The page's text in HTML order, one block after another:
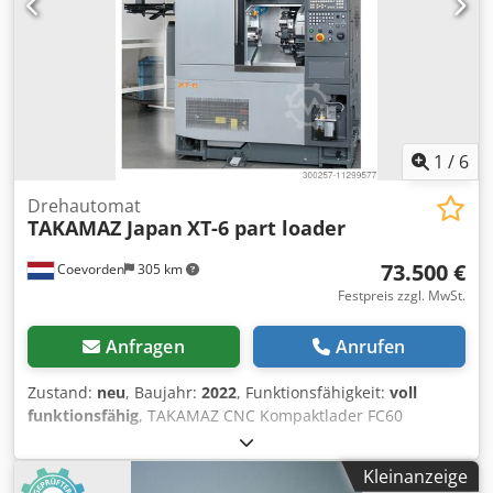
(mm/sec) 185 Öffnungsgeschwindigkeit (mm/sec) 185
Abmessungen: Länge (mm) 2585 Breite (mm) 2190 Höhe
(mm) 2420 Dsdpfoy Twk Hjx Aqpskr Gewicht (kg) 3600 Video
1 / 6
Coevorden 305 km
Drehautomat
TAKAMAZ Japan XT-6 part loader
73.500 €
Festpreis zzgl. MwSt.
Anfragen Anrufen
Zustand: neu, Baujahr: 2022, Funktionsfähigkeit: voll
funktionsfähig, TAKAMAZ CNC Kompaktlader FC60
Drehmaschine mit automatischem Be- und Entlader
Schnellstes Ladesystem der Welt Beladezeit für neues Teil:
2,8 Sekunden Beladekapazität bis 60 mm Durchmesser
Kleinanzeige